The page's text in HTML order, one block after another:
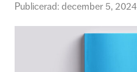
Publicerad: december 5, 2024